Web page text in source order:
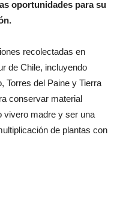
oportunidades para su
recolectadas en
de Chile, incluyendo
Torres del Paine y Tierra
conservar material
vivero madre y ser una
de plantas con